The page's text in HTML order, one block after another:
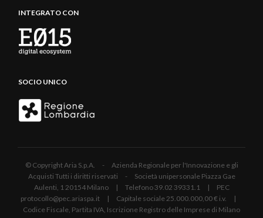
INTEGRATO CON
SOCIO UNICO
© Copyright Aria S.p.A. - Azienda Regionale per l'Innovazione e gli
Acquisti Tutti i diritti riservati - Società unipersonale Piazza Gae
Aulenti, 1 20154 Milano | Telefono 39.02 39331.1 | PEC
protocollo@pec.ariaspa.it | Capitale sociale 25.000.000,00 € i.v. |
Codice Fiscale, Partita IVA, Iscrizione Registro delle Imprese di Milano